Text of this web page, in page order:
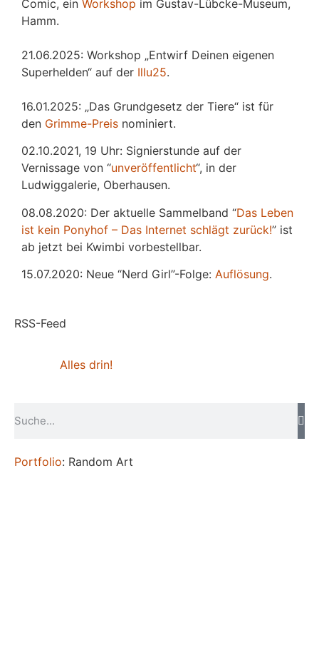
Comic, ein Workshop im Gustav-Lübcke-Museum,
Hamm.
21.06.2025: Workshop „Entwirf Deinen eigenen
Superhelden“ auf der Illu25.
16.01.2025: „Das Grundgesetz der Tiere“ ist für
den Grimme-Preis nominiert.
02.10.2021, 19 Uhr: Signierstunde auf der
Vernissage von “unveröffentlicht“, in der
Ludwiggalerie, Oberhausen.
08.08.2020: Der aktuelle Sammelband “Das Leben
ist kein Ponyhof – Das Internet schlägt zurück!” ist
ab jetzt bei Kwimbi vorbestellbar.
15.07.2020: Neue “Nerd Girl”-Folge: Auflösung.
RSS-Feed
Alles drin!
Portfolio: Random Art